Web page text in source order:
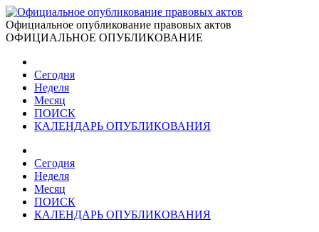
Официальное опубликование правовых актов
ОФИЦИАЛЬНОЕ ОПУБЛИКОВАНИЕ
Сегодня
Неделя
Месяц
ПОИСК
КАЛЕНДАРЬ ОПУБЛИКОВАНИЯ
Сегодня
Неделя
Месяц
ПОИСК
КАЛЕНДАРЬ ОПУБЛИКОВАНИЯ